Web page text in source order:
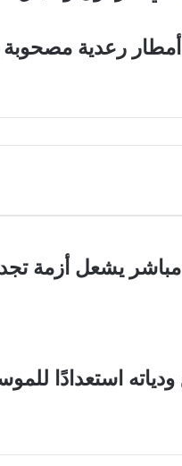
أمطار رعدية
يشعل أزمة
استعدادًا